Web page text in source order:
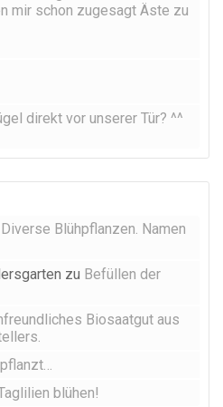
mir schon zugesagt Äste zu
direkt vor unserer Tür? ^^
Diverse Blühpflanzen. Namen
zu Befüllen der
Biosaatgut aus
blühen!